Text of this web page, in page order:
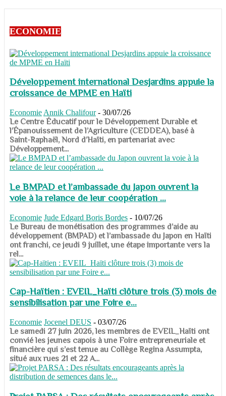
ECONOMIE
Développement international Desjardins appuie la
croissance de MPME en Haïti
Economie Annik Chalifour - 30/07/26
​​​​​​​Le Centre Éducatif pour le Développement Durable et
l’Épanouissement de l’Agriculture (CEDDEA), basé à
Saint-Raphaël, Nord d’Haïti, en partenariat avec
Développement...
Le BMPAD et l’ambassade du Japon ouvrent la
voie à la relance de leur coopération ...
Economie Jude Edgard Boris Bordes - 10/07/26
​​​​​​​Le Bureau de monétisation des programmes d’aide au
développement (BMPAD) et l’ambassade du Japon en Haïti
ont franchi, ce jeudi 9 juillet, une étape importante vers la
rel...
Cap-Haïtien : EVEIL_Haïti clôture trois (3) mois de
sensibilisation par une Foire e...
Economie Jocenel DEUS - 03/07/26
Le samedi 27 juin 2026, les membres de EVEIL_Haïti ont
convié les jeunes capois à une Foire entrepreneuriale et
financière qui s’est tenue au Collège Regina Assumpta,
situé aux rues 21 et 22 A...